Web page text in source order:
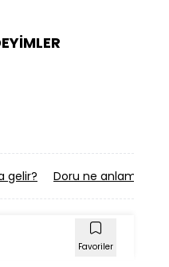
gelir? Doru ne anlama gelir?
Favoriler